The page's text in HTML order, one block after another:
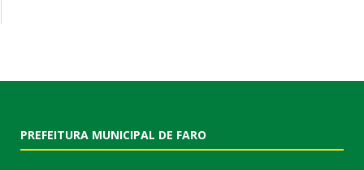
PREFEITURA MUNICIPAL DE FARO